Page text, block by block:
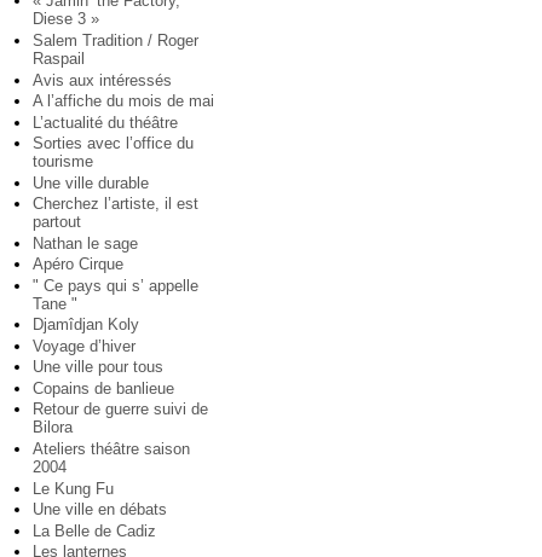
Diese 3 »
Salem Tradition / Roger
Raspail
Avis aux intéressés
A l’affiche du mois de mai
L’actualité du théâtre
Sorties avec l’office du
tourisme
Une ville durable
Cherchez l’artiste, il est
partout
Nathan le sage
Apéro Cirque
" Ce pays qui s’ appelle
Tane "
Djamîdjan Koly
Voyage d’hiver
Une ville pour tous
Copains de banlieue
Retour de guerre suivi de
Bilora
Ateliers théâtre saison
2004
Le Kung Fu
Une ville en débats
La Belle de Cadiz
Les lanternes